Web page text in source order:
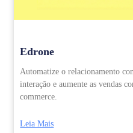
Edrone
Automatize o relacionamento
interação e aumente as vendas
commerce.
Leia Mais